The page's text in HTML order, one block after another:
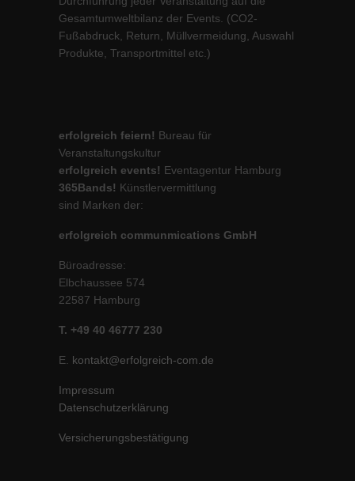
Gesamtumweltbilanz der Events. (CO2-
Fußabdruck, Return, Müllvermeidung, Auswahl
Produkte, Transportmittel etc.)
erfolgreich feiern! Bureau für
Veranstaltungskultur
erfolgreich events! Eventagentur Hamburg
365Bands! Künstlervermittlung
sind Marken der:
erfolgreich communmications GmbH
Büroadresse:
Elbchaussee 574
22587 Hamburg
T. +49 40 46777 230
E. kontakt@erfolgreich-com.de
Impressum
Datenschutzerklärung
Versicherungsbestätigung